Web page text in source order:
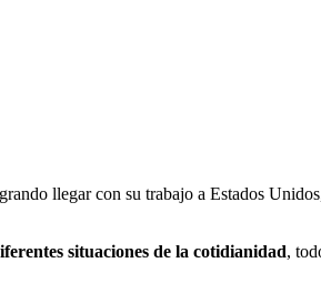
llegar con su trabajo a Estados
situaciones de la cotidianidad,